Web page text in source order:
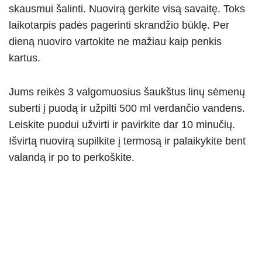
skausmui šalinti. Nuovirą gerkite visą savaitę. Toks
laikotarpis padės pagerinti skrandžio būklę. Per
dieną nuoviro vartokite ne mažiau kaip penkis
kartus.
Jums reikės 3 valgomuosius šaukštus linų sėmenų
suberti į puodą ir užpilti 500 ml verdančio vandens.
Leiskite puodui užvirti ir pavirkite dar 10 minučių.
Išvirtą nuovirą supilkite į termosą ir palaikykite bent
valandą ir po to perkoškite.